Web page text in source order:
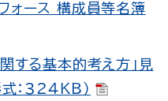
ォース 構成員等名簿
する基本的考え方」見
式：324KB）